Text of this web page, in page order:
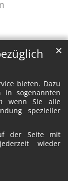
bieten. Dazu
in sogenannten
wenn Sie alle
spezieller
der Seite mit
wieder
✕